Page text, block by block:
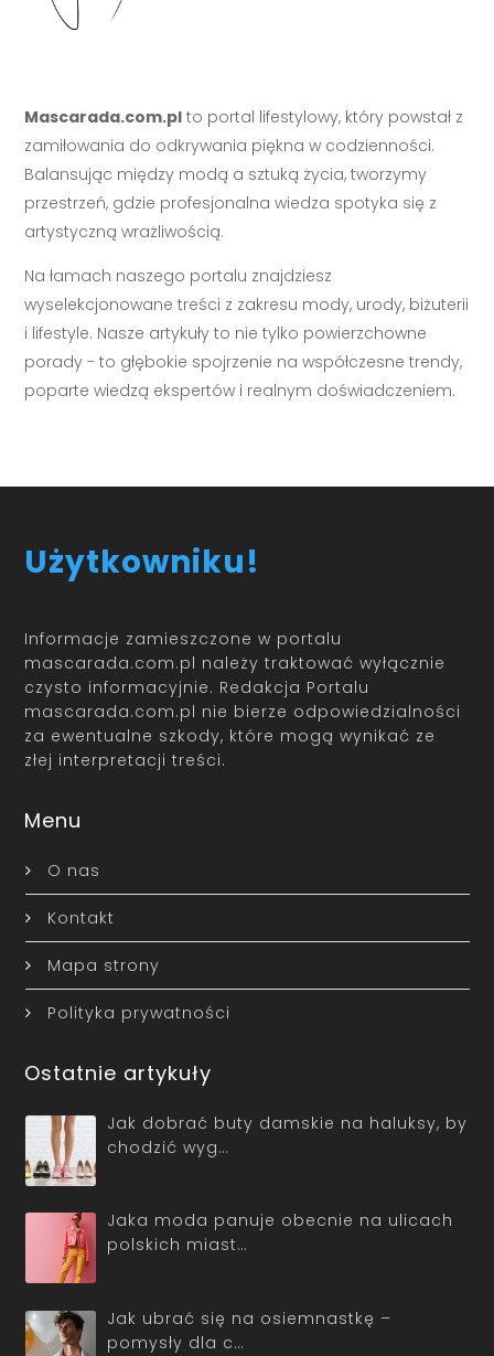
Mascarada.com.pl to portal lifestylowy, który powstał z
zamiłowania do odkrywania piękna w codzienności.
Balansując między modą a sztuką życia, tworzymy
przestrzeń, gdzie profesjonalna wiedza spotyka się z
artystyczną wrażliwością.
Na łamach naszego portalu znajdziesz
wyselekcjonowane treści z zakresu mody, urody, biżuterii
i lifestyle. Nasze artykuły to nie tylko powierzchowne
porady - to głębokie spojrzenie na współczesne trendy,
poparte wiedzą ekspertów i realnym doświadczeniem.
Użytkowniku!
Informacje zamieszczone w portalu
mascarada.com.pl należy traktować wyłącznie
czysto informacyjnie. Redakcja Portalu
mascarada.com.pl nie bierze odpowiedzialności
za ewentualne szkody, które mogą wynikać ze
złej interpretacji treści.
Menu
O nas
Kontakt
Mapa strony
Polityka prywatności
Ostatnie artykuły
Jak dobrać buty damskie na haluksy, by
chodzić wyg…
Jaka moda panuje obecnie na ulicach
polskich miast…
Jak ubrać się na osiemnastkę –
pomysły dla c…